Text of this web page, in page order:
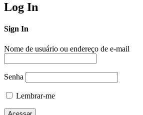
Log In
Sign In
Nome de usuário ou endereço de e-mail
Senha
Lembrar-me